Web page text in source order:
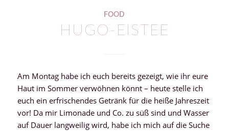
FOOD
HUGO-EISTEE
Am Montag habe ich euch bereits gezeigt, wie ihr eure
Haut im Sommer verwöhnen könnt – heute stelle ich
euch ein erfrischendes Getränk für die heiße Jahreszeit
vor! Da mir Limonade und Co. zu süß sind und Wasser
auf Dauer langweilig wird, habe ich mich auf die Suche